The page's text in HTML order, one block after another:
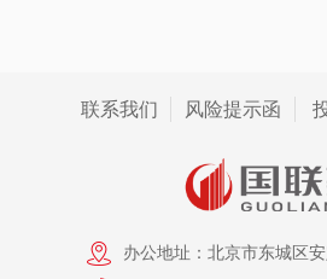
联系我们 风险提示函
办公地址：北京市东城区